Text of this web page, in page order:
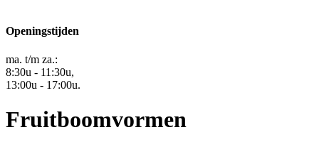
Openingstijden
ma. t/m za.:
8:30u - 11:30u,
13:00u - 17:00u.
Fruitboomvormen